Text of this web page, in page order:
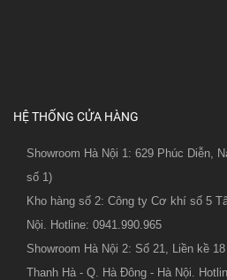
HỆ THỐNG CỬA HÀNG
Showroom Hà Nội 1: 629 Phúc Diễn,
số 1)
Kho hàng số 2: Công ty Cơ khí số 5
Nội. Hotline: 0941.990.965
Showroom Hà Nội 2: Số 21, Liền kề
Thanh Hà - Q. Hà Đông - Hà Nội.